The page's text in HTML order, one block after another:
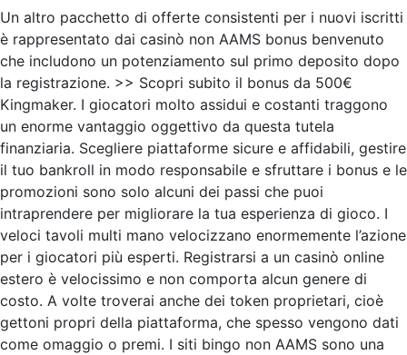
Un altro pacchetto di offerte consistenti per i nuovi iscritti
è rappresentato dai casinò non AAMS bonus benvenuto
che includono un potenziamento sul primo deposito dopo
la registrazione. >> Scopri subito il bonus da 500€
Kingmaker. I giocatori molto assidui e costanti traggono
un enorme vantaggio oggettivo da questa tutela
finanziaria. Scegliere piattaforme sicure e affidabili, gestire
il tuo bankroll in modo responsabile e sfruttare i bonus e le
promozioni sono solo alcuni dei passi che puoi
intraprendere per migliorare la tua esperienza di gioco. I
veloci tavoli multi mano velocizzano enormemente l’azione
per i giocatori più esperti. Registrarsi a un casinò online
estero è velocissimo e non comporta alcun genere di
costo. A volte troverai anche dei token proprietari, cioè
gettoni propri della piattaforma, che spesso vengono dati
come omaggio o premi. I siti bingo non AAMS sono una